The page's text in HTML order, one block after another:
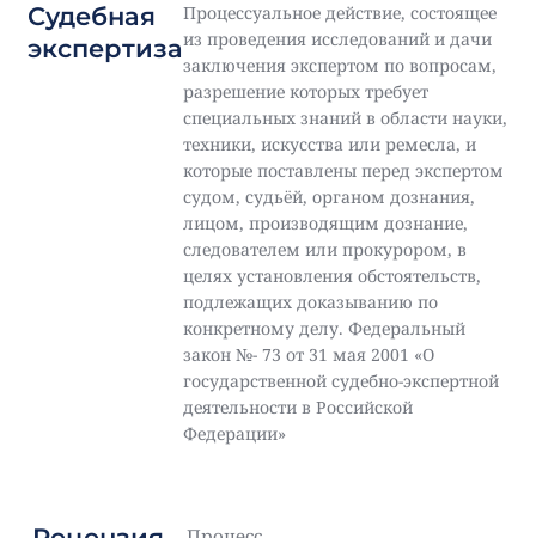
Судебная
экспертиза
Процессуальное действие, состоящее
из проведения исследований и дачи
заключения экспертом по вопросам,
разрешение которых требует
специальных знаний в области науки,
техники, искусства или ремесла, и
которые поставлены перед экспертом
судом, судьёй, органом дознания,
лицом, производящим дознание,
следователем или прокурором, в
целях установления обстоятельств,
подлежащих доказыванию по
конкретному делу. Федеральный
закон №- 73 от 31 мая 2001 «О
государственной судебно-экспертной
деятельности в Российской
Федерации»